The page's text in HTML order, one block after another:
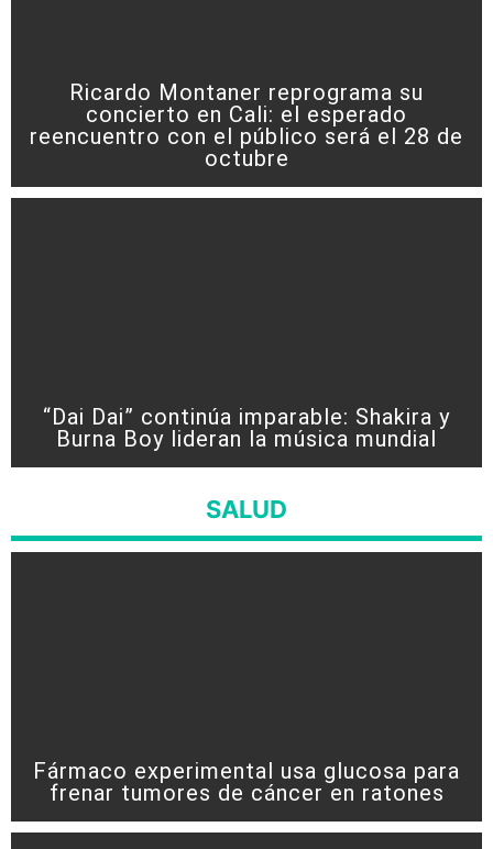
Ricardo Montaner reprograma su
concierto en Cali: el esperado
reencuentro con el público será el 28 de
octubre
“Dai Dai” continúa imparable: Shakira y
Burna Boy lideran la música mundial
SALUD
Fármaco experimental usa glucosa para
frenar tumores de cáncer en ratones